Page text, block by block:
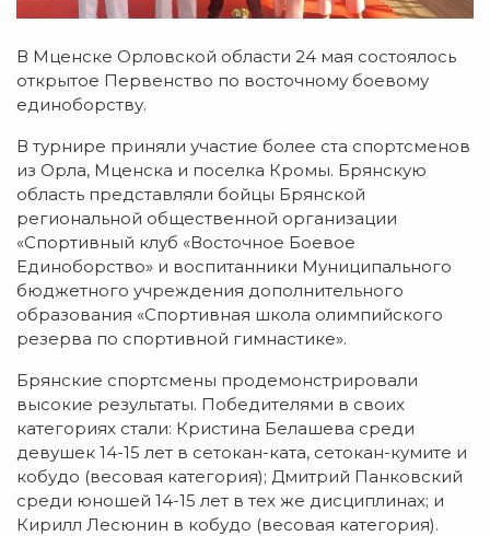
В Мценске Орловской области 24 мая состоялось
открытое Первенство по восточному боевому
единоборству.
В турнире приняли участие более ста спортсменов
из Орла, Мценска и поселка Кромы. Брянскую
область представляли бойцы Брянской
региональной общественной организации
«Спортивный клуб «Восточное Боевое
Единоборство» и воспитанники Муниципального
бюджетного учреждения дополнительного
образования «Спортивная школа олимпийского
резерва по спортивной гимнастике».
Брянские спортсмены продемонстрировали
высокие результаты. Победителями в своих
категориях стали: Кристина Белашева среди
девушек 14-15 лет в сетокан-ката, сетокан-кумите и
кобудо (весовая категория); Дмитрий Панковский
среди юношей 14-15 лет в тех же дисциплинах; и
Кирилл Лесюнин в кобудо (весовая категория).